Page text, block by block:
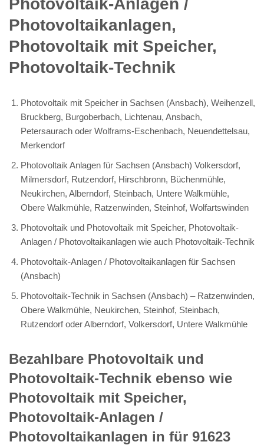
Photovoltaik-Anlagen /
Photovoltaikanlagen,
Photovoltaik mit Speicher,
Photovoltaik-Technik
Photovoltaik mit Speicher in Sachsen (Ansbach), Weihenzell,
Bruckberg, Burgoberbach, Lichtenau, Ansbach,
Petersaurach oder Wolframs-Eschenbach, Neuendettelsau,
Merkendorf
Photovoltaik Anlagen für Sachsen (Ansbach) Volkersdorf,
Milmersdorf, Rutzendorf, Hirschbronn, Büchenmühle,
Neukirchen, Alberndorf, Steinbach, Untere Walkmühle,
Obere Walkmühle, Ratzenwinden, Steinhof, Wolfartswinden
Photovoltaik und Photovoltaik mit Speicher, Photovoltaik-
Anlagen / Photovoltaikanlagen wie auch Photovoltaik-Technik
Photovoltaik-Anlagen / Photovoltaikanlagen für Sachsen
(Ansbach)
Photovoltaik-Technik in Sachsen (Ansbach) – Ratzenwinden,
Obere Walkmühle, Neukirchen, Steinhof, Steinbach,
Rutzendorf oder Alberndorf, Volkersdorf, Untere Walkmühle
Bezahlbare Photovoltaik und
Photovoltaik-Technik ebenso wie
Photovoltaik mit Speicher,
Photovoltaik-Anlagen /
Photovoltaikanlagen in für 91623